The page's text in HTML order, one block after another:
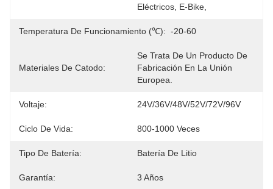
Eléctricos, E-Bike,
Temperatura De Funcionamiento (℃): -20-60
Materiales De Catodo:
Se Trata De Un Producto De
Fabricación En La Unión
Europea.
Voltaje: 24V/36V/48V/52V/72V/96V
Ciclo De Vida: 800-1000 Veces
Tipo De Batería: Batería De Litio
Garantía: 3 Años